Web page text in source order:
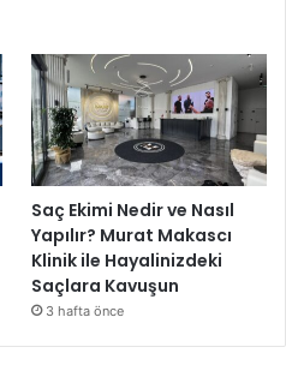
Saç Ekimi Nedir ve Nasıl
Yapılır? Murat Makascı
Klinik ile Hayalinizdeki
Saçlara Kavuşun
3 hafta önce